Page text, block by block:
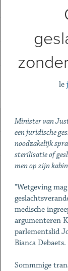
le
Minister van
een juridische
noodzakelijk
sterilisatie of
men op zijn
"Wetgeving
medische
argumenteren
parlementslid
Bianca Debaets.
Sommmige